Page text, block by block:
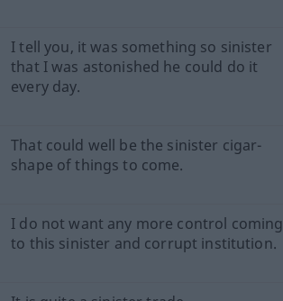
I tell you, it was something so sinister
that I was astonished he could do it
every day.
That could well be the sinister cigar-
shape of things to come.
I do not want any more control coming
to this sinister and corrupt institution.